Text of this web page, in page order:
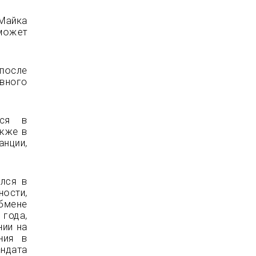
в
в
в
на
в